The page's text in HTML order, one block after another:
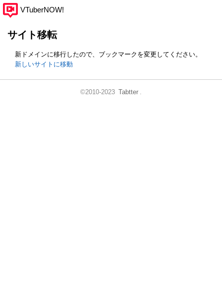
VTuberNOW!
サイト移転
新ドメインに移行したので、ブックマークを変更してください。
新しいサイトに移動
©2010-2023 Tabtter .